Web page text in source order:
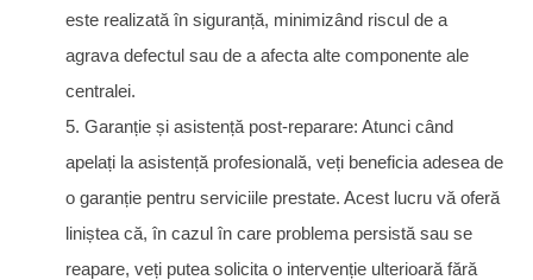
este realizată în siguranță, minimizând riscul de a
agrava defectul sau de a afecta alte componente ale
centralei.
5. Garanție și asistență post-reparare: Atunci când
apelați la asistență profesională, veți beneficia adesea de
o garanție pentru serviciile prestate. Acest lucru vă oferă
liniștea că, în cazul în care problema persistă sau se
reapare, veți putea solicita o intervenție ulterioară fără